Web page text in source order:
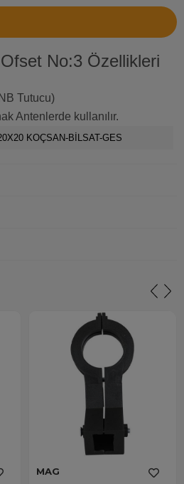
No:3 Özellikleri
Tutucu)
Antenlerde kullanılır.
KOÇSAN-BİLSAT-GES
MAG